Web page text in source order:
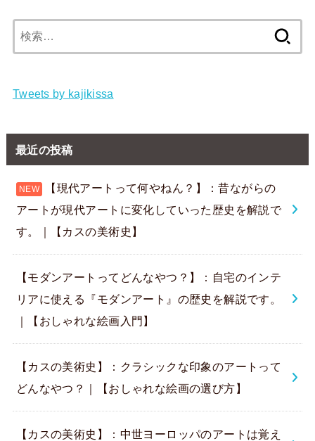
索:
Tweets by kajikissa
最近の投稿
【現代アートって何やねん？】：昔ながらの
アートが現代アートに変化していった歴史を解説で
す。｜【カスの美術史】
【モダンアートってどんなやつ？】：自宅のインテ
リアに使える『モダンアート』の歴史を解説です。
｜【おしゃれな絵画入門】
【カスの美術史】：クラシックな印象のアートって
どんなやつ？｜【おしゃれな絵画の選び方】
【カスの美術史】：中世ヨーロッパのアートは覚え